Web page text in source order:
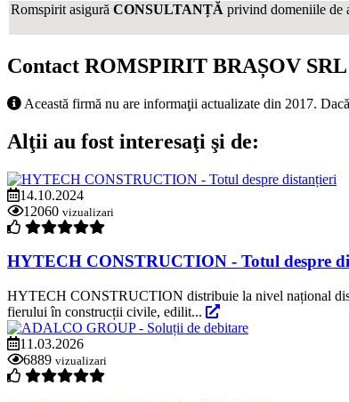
Romspirit asigură CONSULTANȚĂ privind domeniile de
Contact ROMSPIRIT BRAȘOV SRL
Această firmă nu are informaţii actualizate din 2017.
Alţii au fost interesaţi şi de:
14.10.2024
12060 vizualizari
HYTECH CONSTRUCTION - Totul despre
HYTECH CONSTRUCTION distribuie la nivel național
fierului în construcții civile, edilit...
11.03.2026
6889 vizualizari